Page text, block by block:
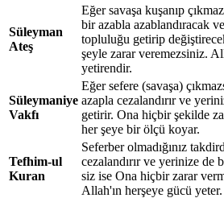
Süleyman
Ateş
Eğer savaşa kuşanıp
bir azabla azablandıracak
topluluğu getirip
şeyle zarar veremezsiniz.
yetirendir.
Süleymaniye
Vakfı
Eğer sefere (savaşa)
azapla cezalandırır ve
getirir. Ona hiçbir şekilde
her şeye bir ölçü koyar.
Tefhim-ul
Kuran
Seferber olmadığınız
cezalandırır ve yerinize de
siz ise Ona hiçbir zarar
Allah'ın herşeye gücü yeter.